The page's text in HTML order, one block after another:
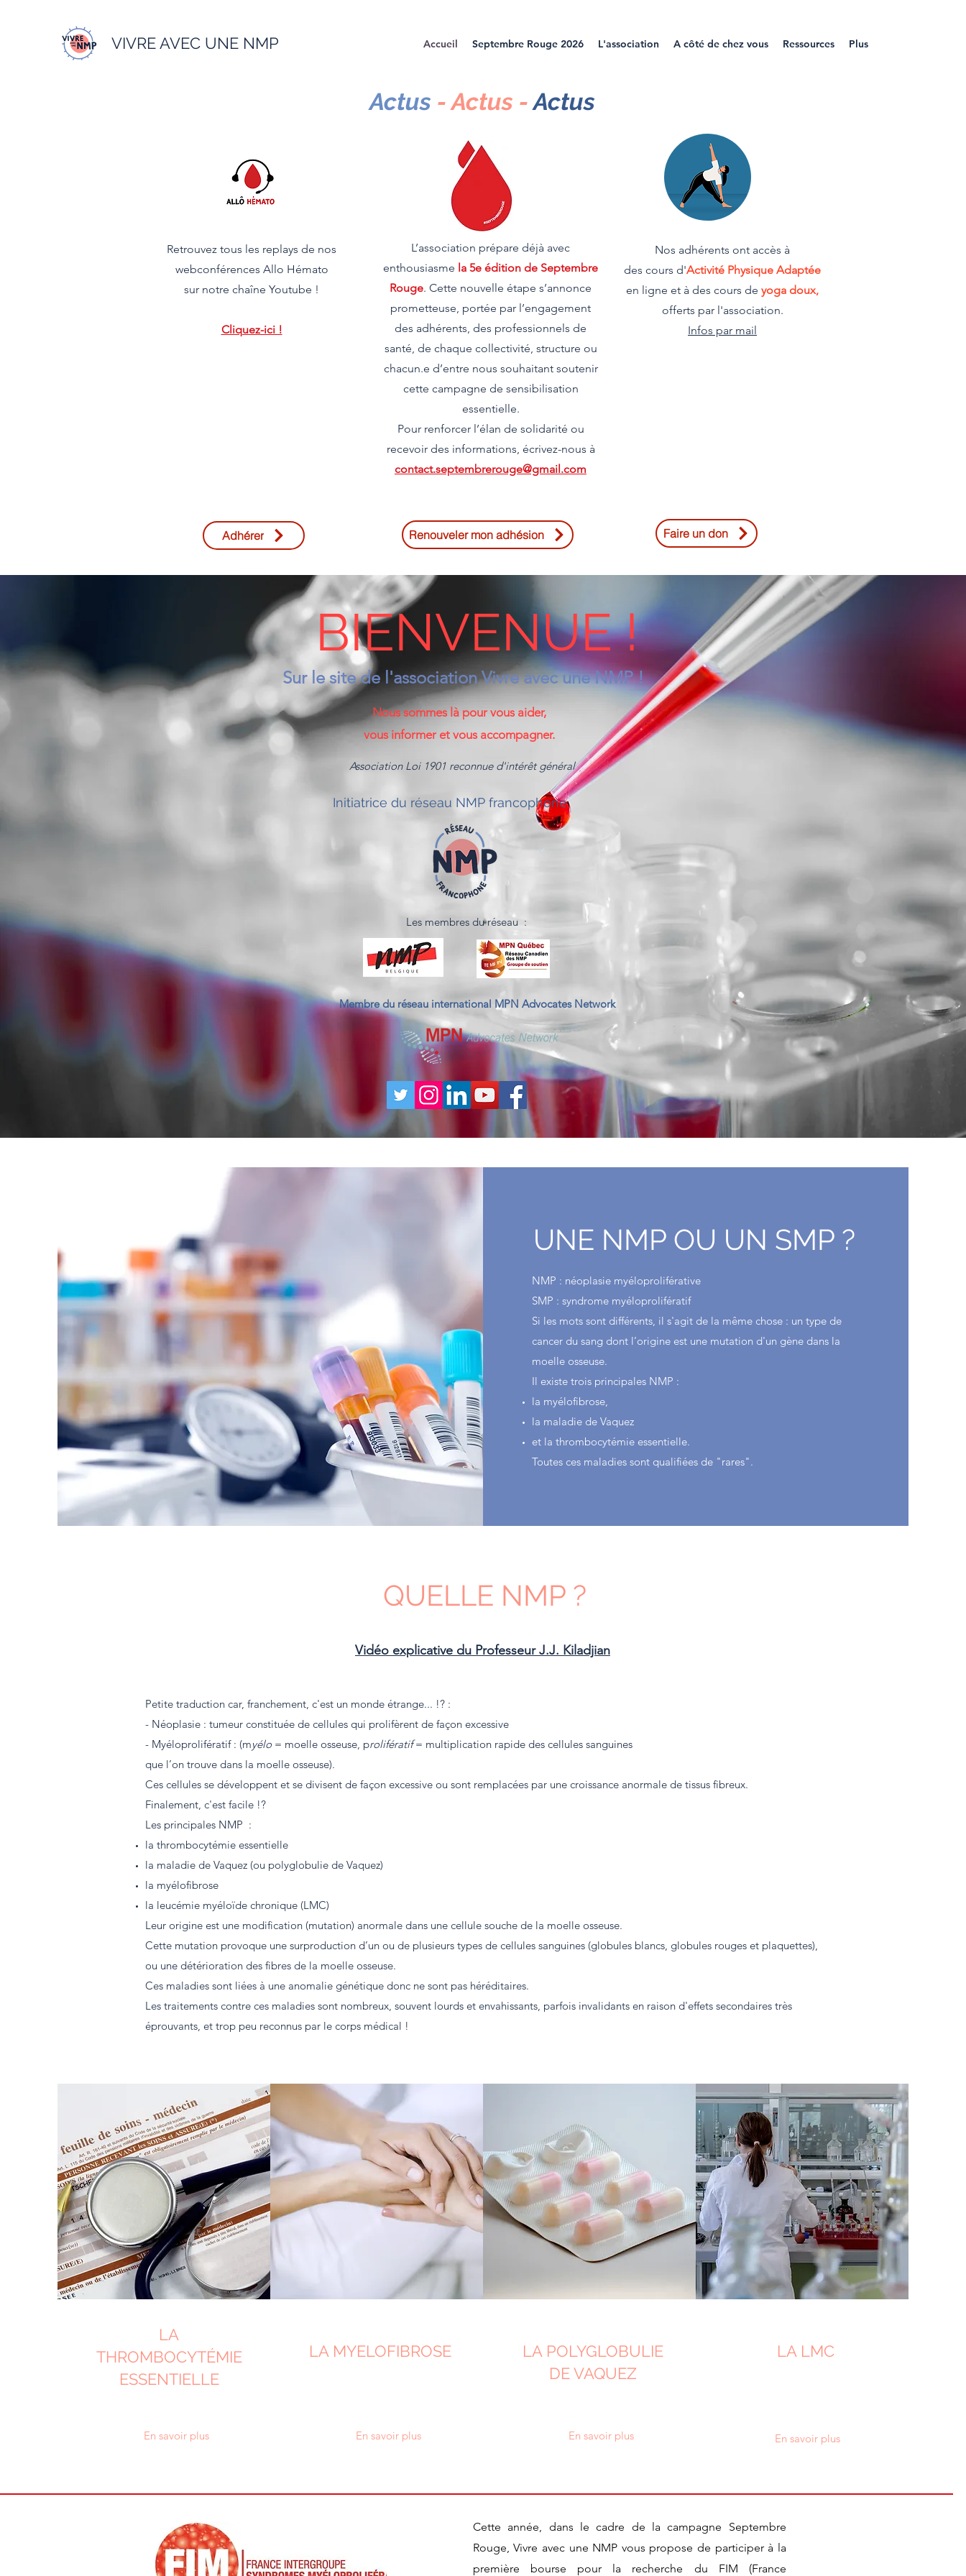
VIVRE AVEC UNE NMP Accueil Septembre Rouge 2026 L'association A côté de chez vous Ressources Plus
Actus - Actus -Actus
Retrouvez tous les replays de nos
webconférences Allo Hémato
sur notre chaîne Youtube !
Cliquez-ici !
L’association prépare déjà avec
enthousiasme la 5e édition de Septembre
Rouge. Cette nouvelle étape s’annonce
prometteuse, portée par l’engagement
des adhérents, des professionnels de
santé, de chaque collectivité, structure ou
chacun.e d’entre nous souhaitant soutenir
cette campagne de sensibilisation
essentielle.
Pour renforcer l’élan de solidarité ou
recevoir des informations, écrivez-nous à
contact.septembrerouge@gmail.com
Nos adhérents ont accès à
des cours d'Activité Physique Adaptée
en ligne et à des cours de yoga doux,
offerts par l'association.
Infos par mail
Adhérer Renouveler mon adhésion Faire un don
BIENVENUE !
Sur le site de l'association Vivre avec une NMP !
Nous sommes là pour vous aider,
vous informer et vous accompagner.
Association Loi 1901 reconnue d'intérêt général
Initiatrice du réseau NMP francophone
Les membres du réseau :
Membre du réseau international MPN Advocates Network
UNE NMP OU UN SMP ?
NMP : néoplasie myéloproliférative
SMP : syndrome myéloprolifératif
Si les mots sont différents, il s'agit de la même chose : un type de
cancer du sang dont l’origine est une mutation d'un gène dans la
moelle osseuse.
Il existe trois principales NMP :
la myélofibrose,
la maladie de Vaquez
et la thrombocytémie essentielle.
Toutes ces maladies sont qualifiées de "rares".​
Vidéo explicative du Professeur J.J. Kiladjian
Petite traduction car, franchement, c'est un monde étrange... !? :
- Néoplasie : tumeur constituée de cellules qui prolifèrent de façon excessive
- Myéloprolifératif : (myélo = moelle osseuse, prolifératif= multiplication rapide des cellules sanguines
que l’on trouve dans la moelle osseuse).
Ces cellules se développent et se divisent de façon excessive ou sont remplacées par une croissance anormale de tissus fibreux.
Finalement, c'est facile !?
Les principales NMP :
la thrombocytémie essentielle
la maladie de Vaquez (ou polyglobulie de Vaquez)
la myélofibrose
la leucémie myéloïde chronique (LMC)
Leur origine est une modification (mutation) anormale dans une cellule souche de la moelle osseuse.
Cette mutation provoque une surproduction d’un ou de plusieurs types de cellules sanguines (globules blancs, globules rouges et plaquettes),
ou une détérioration des fibres de la moelle osseuse.
Ces maladies sont liées à une anomalie génétique donc ne sont pas héréditaires.
Les traitements contre ces maladies sont nombreux, souvent lourds et envahissants, parfois invalidants en raison d'effets secondaires très
éprouvants, et trop peu reconnus par le corps médical !
QUELLE NMP ?
LA
THROMBOCYTÉMIE
ESSENTIELLE
En savoir plus
LA MYELOFIBROSE
En savoir plus
LA POLYGLOBULIE
DE VAQUEZ
En savoir plus
LA LMC
En savoir plus
Cette année, dans le cadre de la campagne Septembre
Rouge, Vivre avec une NMP vous propose de participer à la
première bourse pour la recherche du FIM (France